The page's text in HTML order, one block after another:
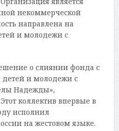
некоммерческой
направлена на
и молодежи с
о слиянии фонда с
детей и молодежи с
Надежды»,
коллектив впервые в
исполнил
на жестовом языке.